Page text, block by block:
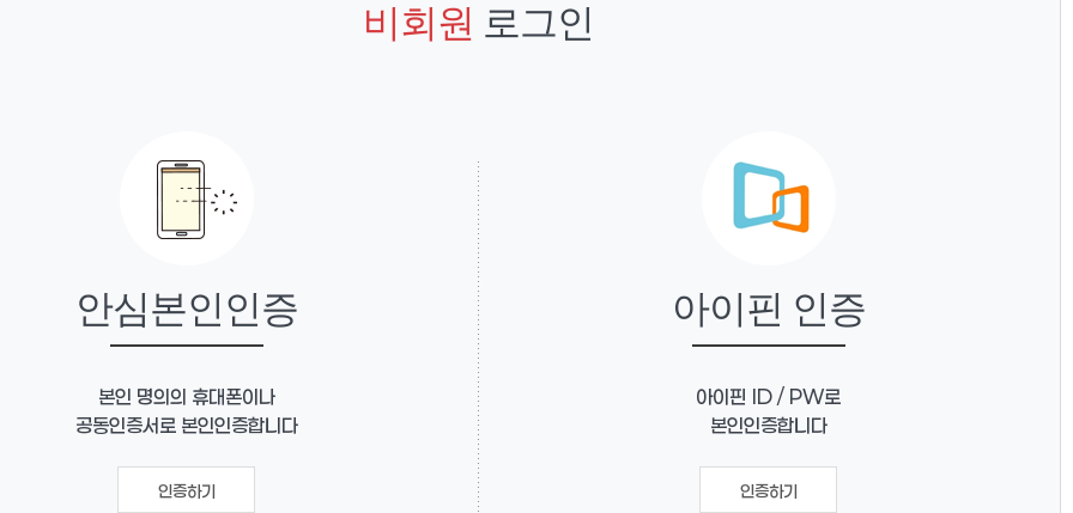
비회원 로그인
안심본인인증
본인 명의의 휴대폰이나
공동인증서로 본인인증합니다
인증하기
아이핀 인증
아이핀 ID / PW로
본인인증합니다
인증하기